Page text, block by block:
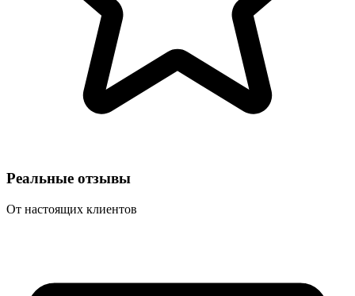
Реальные отзывы
От настоящих клиентов